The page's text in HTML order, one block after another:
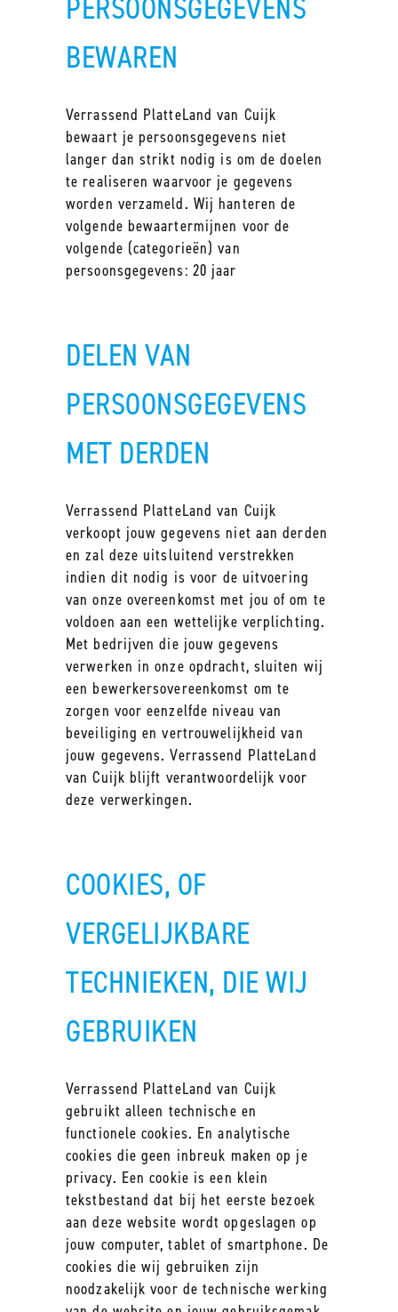
BEWAREN
Verrassend PlatteLand van Cuijk
bewaart je persoonsgegevens niet
langer dan strikt nodig is om de doelen
te realiseren waarvoor je gegevens
worden verzameld. Wij hanteren de
volgende bewaartermijnen voor de
volgende (categorieën) van
persoonsgegevens: 20 jaar
DELEN VAN
PERSOONSGEGEVENS
MET DERDEN
Verrassend PlatteLand van Cuijk
verkoopt jouw gegevens niet aan derden
en zal deze uitsluitend verstrekken
indien dit nodig is voor de uitvoering
van onze overeenkomst met jou of om te
voldoen aan een wettelijke verplichting.
Met bedrijven die jouw gegevens
verwerken in onze opdracht, sluiten wij
een bewerkersovereenkomst om te
zorgen voor eenzelfde niveau van
beveiliging en vertrouwelijkheid van
jouw gegevens. Verrassend PlatteLand
van Cuijk blijft verantwoordelijk voor
deze verwerkingen.
COOKIES, OF
VERGELIJKBARE
TECHNIEKEN, DIE WIJ
GEBRUIKEN
Verrassend PlatteLand van Cuijk
gebruikt alleen technische en
functionele cookies. En analytische
cookies die geen inbreuk maken op je
privacy. Een cookie is een klein
tekstbestand dat bij het eerste bezoek
aan deze website wordt opgeslagen op
jouw computer, tablet of smartphone. De
cookies die wij gebruiken zijn
noodzakelijk voor de technische werking